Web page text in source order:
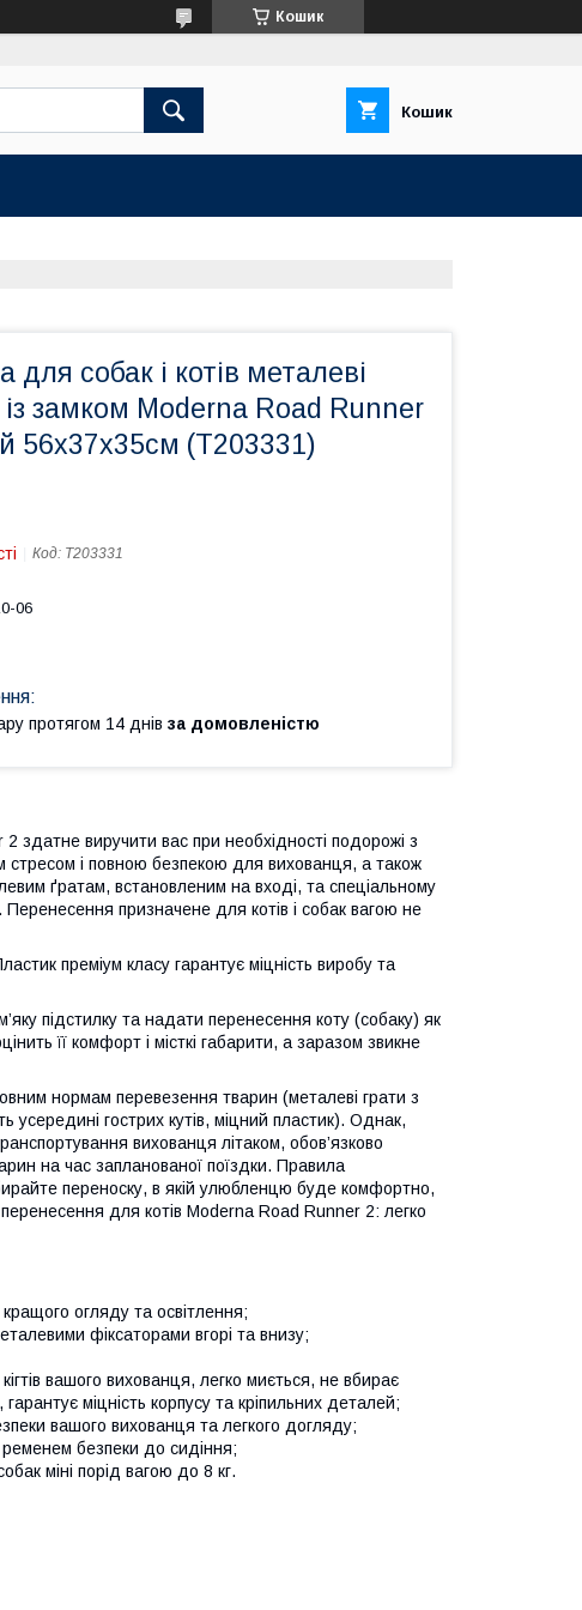
Кошик
Кошик
для собак і котів металеві
замком Moderna Road Runner
56х37х35см (T203331)
Код: T203331
06
протягом 14 днів за домовленістю
здатне виручити вас при необхідності подорожі з
і повною безпекою для вихованця, а також
ґратам, встановленим на вході, та спеціальному
призначене для котів і собак вагою не
преміум класу гарантує міцність виробу та
підстилку та надати перенесення коту (собаку) як
її комфорт і місткі габарити, а заразом звикне
нормам перевезення тварин (металеві грати з
усередині гострих кутів, міцний пластик). Однак,
вихованця літаком, обов’язково
на час запланованої поїздки. Правила
переноску, в якій улюбленцю буде комфортно,
для котів Moderna Road Runner 2: легко
огляду та освітлення;
фіксаторами вгорі та внизу;
вашого вихованця, легко миється, не вбирає
міцність корпусу та кріпильних деталей;
вашого вихованця та легкого догляду;
ременем безпеки до сидіння;
міні порід вагою до 8 кг.